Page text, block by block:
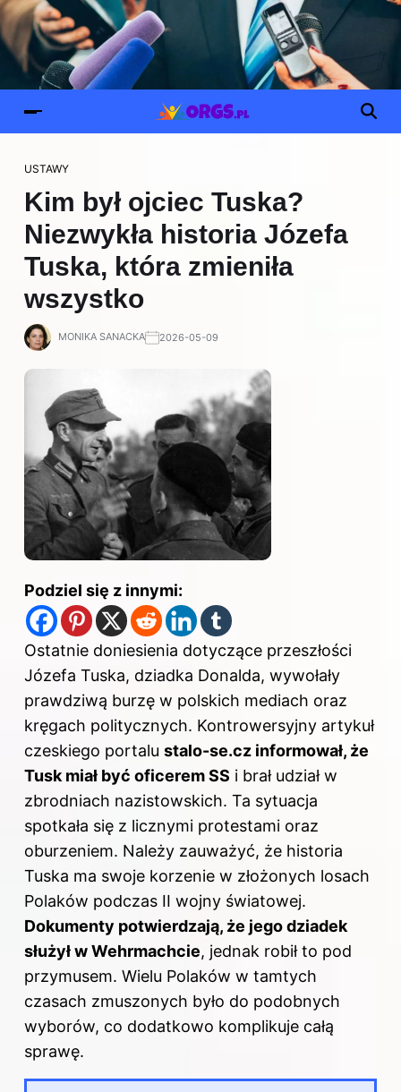
USTAWY
Kim był ojciec Tuska?
Niezwykła historia Józefa
Tuska, która zmieniła
wszystko
MONIKA SANACKA 2026-05-09
Podziel się z innymi:
Ostatnie doniesienia dotyczące przeszłości
Józefa Tuska, dziadka Donalda, wywołały
prawdziwą burzę w polskich mediach oraz
kręgach politycznych. Kontrowersyjny artykuł
czeskiego portalu stalo-se.cz informował, że
Tusk miał być oficerem SS i brał udział w
zbrodniach nazistowskich. Ta sytuacja
spotkała się z licznymi protestami oraz
oburzeniem. Należy zauważyć, że historia
Tuska ma swoje korzenie w złożonych losach
Polaków podczas II wojny światowej.
Dokumenty potwierdzają, że jego dziadek
służył w Wehrmachcie, jednak robił to pod
przymusem. Wielu Polaków w tamtych
czasach zmuszonych było do podobnych
wyborów, co dodatkowo komplikuje całą
sprawę.